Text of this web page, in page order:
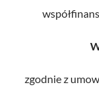
zgodnie z